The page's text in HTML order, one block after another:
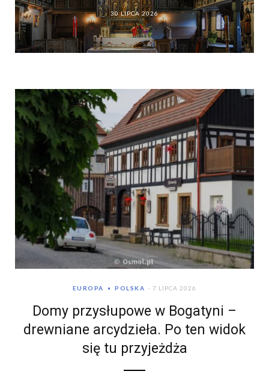
30 LIPCA 2026
EUROPA POLSKA 7 LIPCA 2026
Domy przysłupowe w Bogatyni –
drewniane arcydzieła. Po ten widok
się tu przyjeżdża